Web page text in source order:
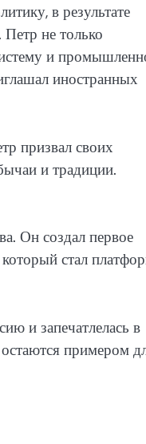
в результате
Петр не только
и
иностранных
призвал своих
и традиции.
Он создал первое
стал
и запечатлелась в
примером